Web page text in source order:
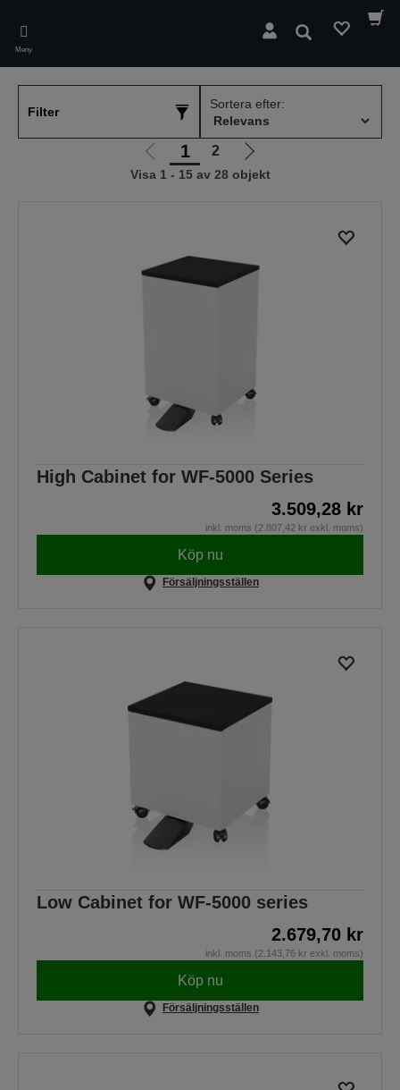
main
content
Meny
Sök
Filter
Sortera efter:
Gå
till
1 2
Gå
till
Visa 1 - 15 av 28 objekt
High Cabinet for WF-5000 Series
3.509,28 kr
inkl. moms (2.807,42 kr exkl. moms)
Köp nu
Försäljningsställen
Low Cabinet for WF-5000 series
2.679,70 kr
inkl. moms (2.143,76 kr exkl. moms)
Köp nu
Försäljningsställen